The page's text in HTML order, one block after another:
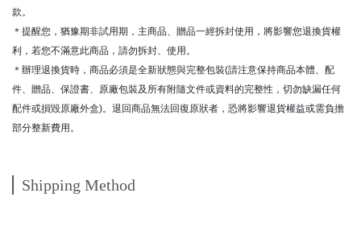
款。
＊提醒您，猶豫期非試用期，主商品、贈品一經拆封使用，將影響您退換貨權
利，若您不滿意此商品，請勿拆封、使用。
＊辦理退換貨時，商品必須是全新狀態與完整包裝(請注意保持商品本體、配
件、贈品、保證書、原廠包裝及所有附隨文件或資料的完整性，切勿缺漏任何
配件或損毀原廠外盒)。退回商品無法回復原狀者，恐將影響退貨權益或需負擔
部分整新費用。
Shipping Method